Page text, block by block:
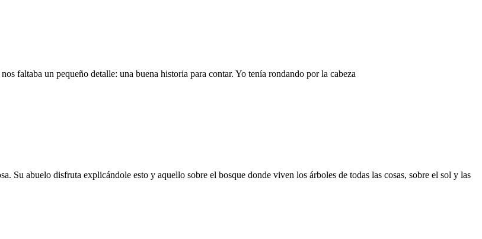
faltaba un pequeño detalle: una buena historia para contar. Yo tenía rondando por la cabeza
Su abuelo disfruta explicándole esto y aquello sobre el bosque donde viven los árboles de todas las cosas, sobre el sol y las